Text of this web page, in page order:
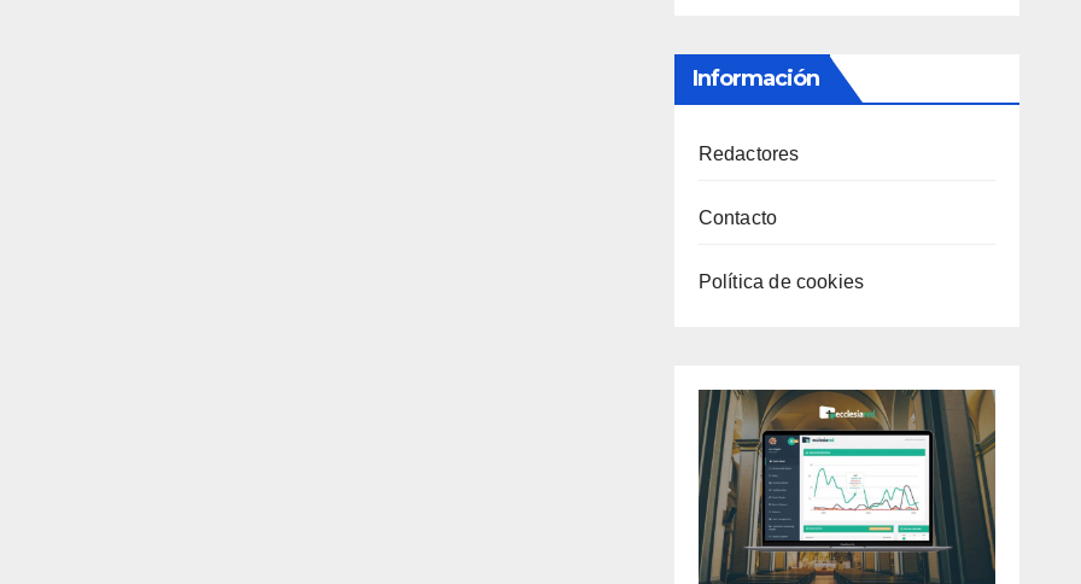
Información
Redactores
Contacto
Política de cookies